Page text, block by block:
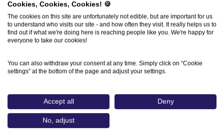
Home
Aus- und Weiterbildungen
Refresh & Restart: Adobe…
Refresh & Restart: Adobe
und KI für vielseitige
Anwendungen
Cookies, Cookies, Cookies! 🍪
The cookies on this site are unfortunately not edible, but are important for us
to understand who visits our site - and how often they visit. It really helps us to
find out if what we're doing here is reaching people like you. We're happy for
everyone to take our cookies!
You can also withdraw your consent at any time. Simply click on “Cookie
settings” at the bottom of the page and adjust your settings.
Accept all Deny
No, adjust